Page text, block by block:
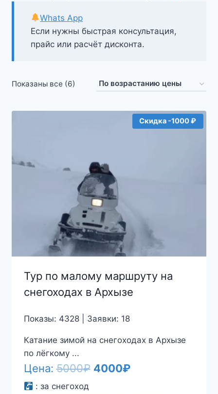
Если нужны быстрая консультация,
прайс или расчёт дисконта.
Whats App
Показаны все (6)
возрастанию
Скидка -1000 ₽
Тур по малому маршруту на
снегоходах в Архызе
Показы: 4328 | Заявки: 18
Катание зимой на снегоходах в Архызе
по лёгкому ...
Цена:5000₽ Первоначальная
4000₽Текущая
: за снегоход